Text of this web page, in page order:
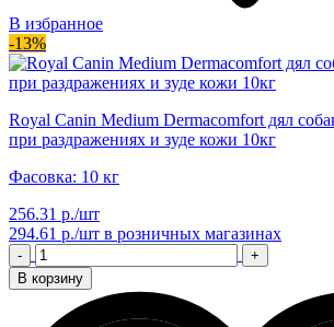
В избранное
-13%
Royal Canin Medium Dermacomfort дял
при раздражениях и зуде кожи 10кг
Фасовка: 10 кг
256.31 р./шт
294.61 р./шт в розничных магазинах
-
+
В корзину